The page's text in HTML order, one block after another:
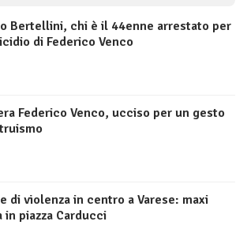
Bertellini, chi è il 44enne arrestato per
di Federico Venco
Federico Venco, ucciso per un gesto
di violenza in centro a Varese: maxi
in piazza Carducci